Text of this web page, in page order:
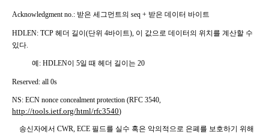
Acknowledgment no.: 받은 세그먼트의 seq + 받은 데이터 바이트
HDLEN: TCP 헤더 길이(단위 4바이트), 이 값으로 데이터의 위치를 계산할 수
있다
예 : HDLEN이 5일 때 헤더 길이는 20
Reserved: all 0s
NS: ECN nonce concealment protection (RFC 3540,
http://tools.ietf.org/html/rfc3540)
송신자에서 CWR, ECE 필드를 실수 혹은 악의적으로 은폐를 보호하기 위해